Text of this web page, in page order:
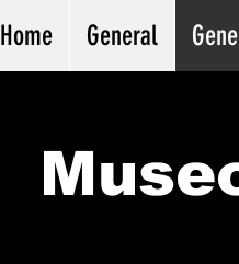
Home General